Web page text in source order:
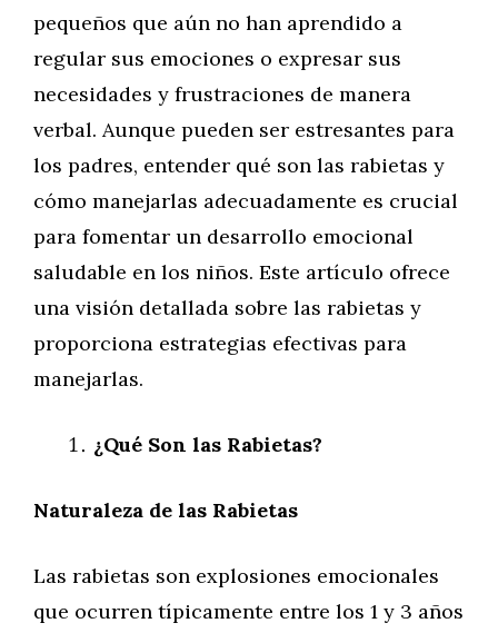
pequeños que aún no han aprendido a
regular sus emociones o expresar sus
necesidades y frustraciones de manera
verbal. Aunque pueden ser estresantes para
los padres, entender qué son las rabietas y
cómo manejarlas adecuadamente es crucial
para fomentar un desarrollo emocional
saludable en los niños. Este artículo ofrece
una visión detallada sobre las rabietas y
proporciona estrategias efectivas para
manejarlas.
¿Qué Son las Rabietas?
Naturaleza de las Rabietas
Las rabietas son explosiones emocionales
que ocurren típicamente entre los 1 y 3 años